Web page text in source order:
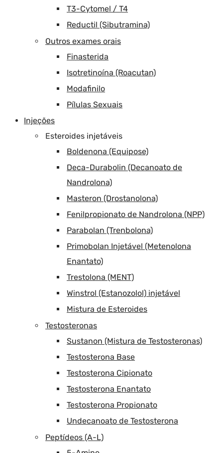
T3-Cytomel / T4
Reductil (Sibutramina)
Outros exames orais
Finasterida
Isotretinoína (Roacutan)
Modafinilo
Pílulas Sexuais
Injeções
Esteroides injetáveis
Boldenona (Equipose)
Deca-Durabolin (Decanoato de
Nandrolona)
Masteron (Drostanolona)
Fenilpropionato de Nandrolona (NPP)
Parabolan (Trenbolona)
Primobolan Injetável (Metenolona
Enantato)
Trestolona (MENT)
Winstrol (Estanozolol) injetável
Mistura de Esteroides
Testosteronas
Sustanon (Mistura de Testosteronas)
Testosterona Base
Testosterona Cipionato
Testosterona Enantato
Testosterona Propionato
Undecanoato de Testosterona
Peptídeos (A-L)